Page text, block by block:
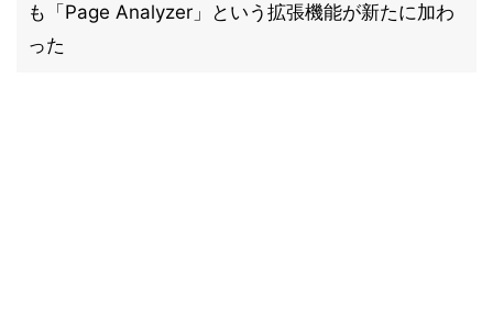
も「Page Analyzer」という拡張機能が新たに加わ
った